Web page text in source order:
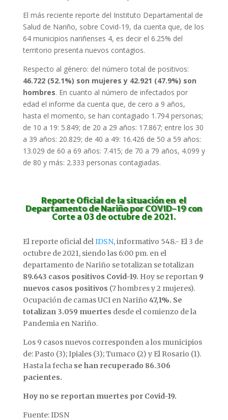
El más reciente reporte del Instituto Departamental de
Salud de Nariño, sobre Covid-19, da cuenta que, de los
64 municipios nariñenses 4, es decir el 6.25% del
territorio presenta nuevos contagios.
Respecto al género: del número total de positivos:
46.722 (52.1%) son mujeres y 42.921 (47.9%) son
hombres. En cuanto al número de infectados por
edad el informe da cuenta que, de cero a 9 años,
hasta el momento, se han contagiado 1.794 personas;
de 10 a 19: 5.849; de 20 a 29 años: 17.867; entre los 30
a 39 años: 20.829; de 40 a 49: 16.426 de 50 a 59 años:
13.029 de 60 a 69 años: 7.415; de 70 a 79 años, 4.099 y
de 80 y más: 2.333 personas contagiadas.
Reporte Oficialde la situación en el
Departamento de Nariño por COVID-19 con
Corte a 03 de octubre de 2021.
El reporte oficial del IDSN, informativo 548.- El 3 de
octubre de 2021, siendo las 6:00 pm. en el
departamento de Nariño se totalizan se totalizan
89.643 casos positivos Covid-19. Hoy se reportan 9
nuevos casos positivos (7 hombres y 2 mujeres).
Ocupación de camas UCI en Nariño 47,1%. Se
totalizan 3.059 muertes desde el comienzo de la
Pandemia en Nariño.
Los 9 casos nuevos corresponden a los municipios
de: Pasto (3); Ipiales (3); Tumaco (2) y El Rosario (1).
Hasta la fecha se han recuperado 86.306
pacientes.
Hoy no se reportan muertes por Covid-19.
Fuente: IDSN